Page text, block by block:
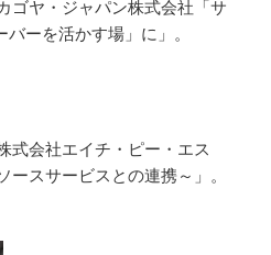
ゴヤ・ジャパン株式会社「サ
ーを活かす場」に」。
式会社エイチ・ピー・エス
ースサービスとの連携～」。